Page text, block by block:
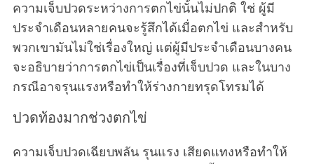
ความเจ็บปวดระหว่างการตกไข่นั้นไม่ปกติ ใช่ ผู้มี
ประจำเดือนหลายคนจะรู้สึกได้เมื่อตกไข่ และสำหรับ
พวกเขามันไม่ใช่เรื่องใหญ่ แต่ผู้มีประจำเดือนบางคน
จะอธิบายว่าการตกไข่เป็นเรื่องที่เจ็บปวด และในบาง
กรณีอาจรุนแรงหรือทำให้ร่างกายทรุดโทรมได้
ปวดท้องมากช่วงตกไข่
ความเจ็บปวดเฉียบพลัน รุนแรง เสียดแทงหรือทำให้